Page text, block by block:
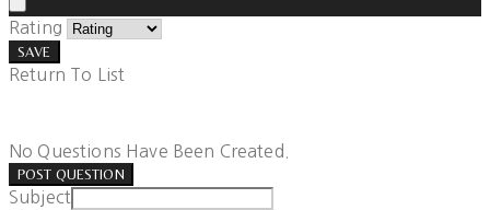
Rating
SAVE
Return To List
No Questions Have Been Created.
POST QUESTION
Subject